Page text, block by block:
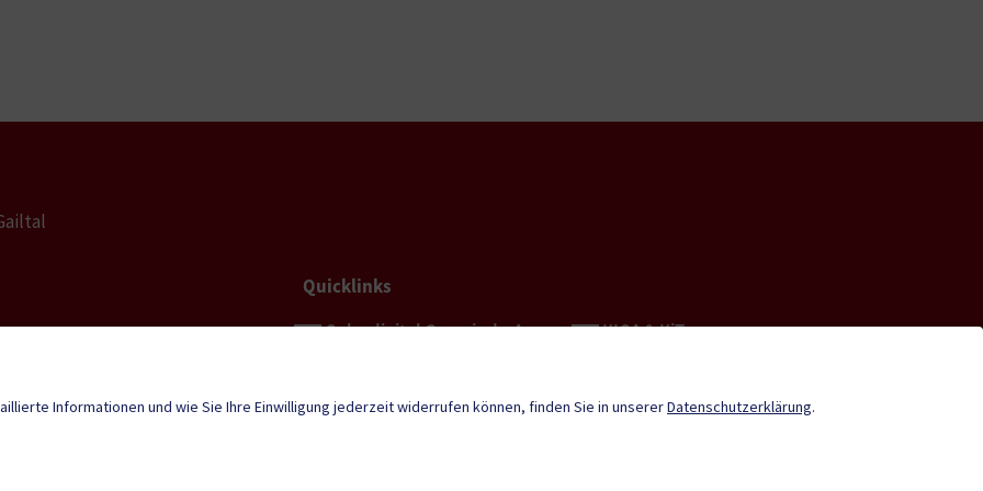
Quicklinks
Geko digital Gemeinde-App
KIGA & KiTa
Termine
Informationen und wie Sie Ihre Einwilligung jederzeit widerrufen können, finden Sie in unsererDatenschutzerklärung.